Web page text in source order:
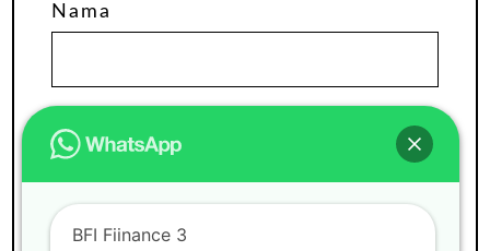
Nama
Situs Web
BFI Fiinance 3